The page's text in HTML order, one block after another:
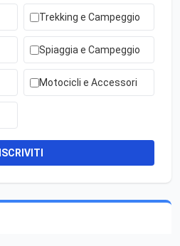
Trekking e Campeggio
Spiaggia e Campeggio
Motocicli e Accessori
ISCRIVITI